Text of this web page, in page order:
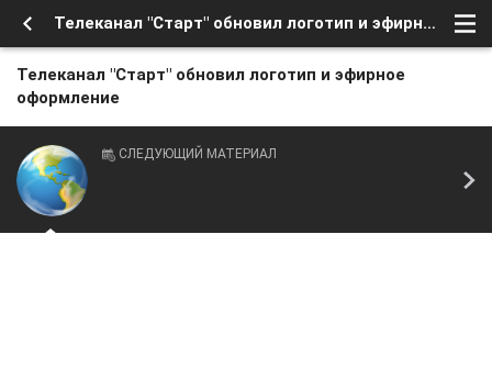
Телеканал "Старт" обновил логотип и эфирное оформление
Телеканал "Старт" обновил логотип и эфирное
оформление
СЛЕДУЮЩИЙ МАТЕРИАЛ